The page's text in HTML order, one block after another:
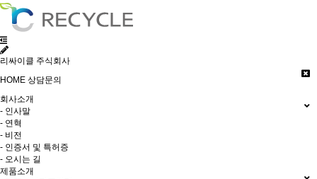
리싸이클 주식회사
HOME 상담문의
회사소개
- 인사말
- 연혁
- 비전
- 인증서 및 특허증
- 오시는 길
제품소개